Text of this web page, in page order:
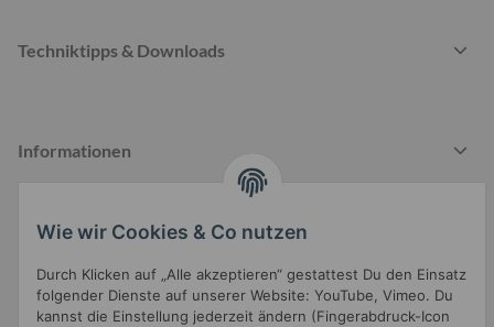
Techniktipps & Downloads
Informationen
Wie wir Cookies & Co nutzen
Durch Klicken auf „Alle akzeptieren“ gestattest Du den Einsatz
folgender Dienste auf unserer Website: YouTube, Vimeo. Du
kannst die Einstellung jederzeit ändern (Fingerabdruck-Icon